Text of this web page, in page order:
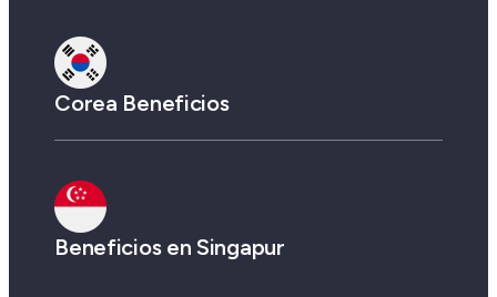
Corea Beneficios
Beneficios en Singapur